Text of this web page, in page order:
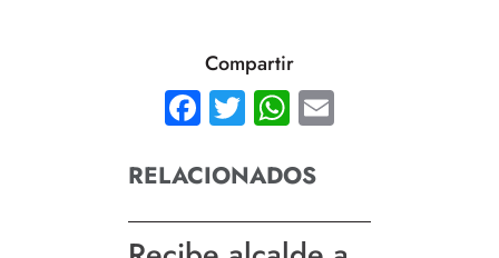
Compartir
Facebook
TwitterWhatsApp
RELACIONADOS